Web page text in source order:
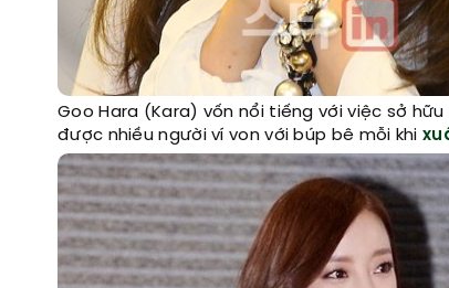
Goo Hara (Kara) vốn nổi tiếng với việc sở
được nhiều người ví von với búp bê mỗi khi